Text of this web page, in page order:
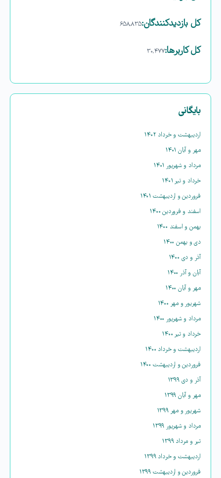
کل بازدیدکنند‌گان:۶۵۸,۸۳۵
کل کاربرها:۳۰,۴۷۷
بایگانی
اردیبهشت و خرداد ۱۴۰۲
مهر و آبان ۱۴۰۱
مرداد و شهریور ۱۴۰۱
خرداد و تیر ۱۴۰۱
فروردین و اردیبهشت ۱۴۰۱
اسفند و فروردین ۱۴۰۰
بهمن و اسفند ۱۴۰۰
دی و بهمن ۱۴۰۰
آذر و دی ۱۴۰۰
آبان و آذر ۱۴۰۰
مهر و آبان ۱۴۰۰
شهریور و مهر ۱۴۰۰
مرداد و شهریور ۱۴۰۰
خرداد و تیر ۱۴۰۰
اردیبهشت و خرداد ۱۴۰۰
فروردین و اردیبهشت ۱۴۰۰
آذر و دی ۱۳۹۹
مهر و آبان ۱۳۹۹
شهریور و مهر ۱۳۹۹
مرداد و شهریور ۱۳۹۹
تیر و مرداد ۱۳۹۹
اردیبهشت و خرداد ۱۳۹۹
فروردین و اردیبهشت ۱۳۹۹